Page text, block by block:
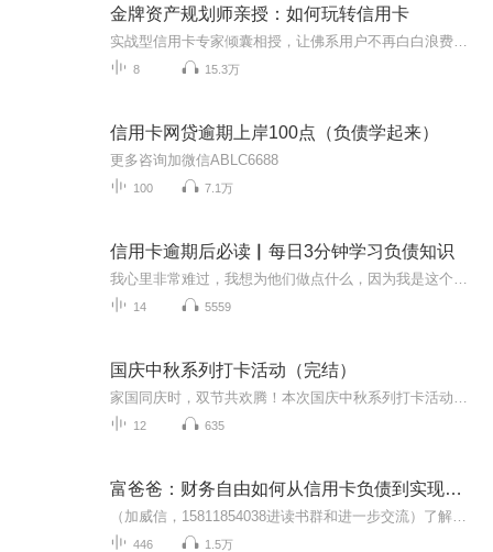
金牌资产规划师亲授：如何玩转信用卡
8 15.3万
信用卡网贷逾期上岸100点（负债学起来）
更多咨询加微信ABLC6688
100 7.1万
信用卡逾期后必读▏每日3分钟学习负债知识
14 5559
国庆中秋系列打卡活动（完结）
12 635
富爸爸：财务自由如何从信用卡负债到实现财务自由
446 1.5万